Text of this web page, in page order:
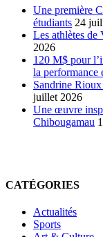
Une première
étudiants 24
Les athlètes
2026
120 M$ pour
la performance
Sandrine
juillet 2026
Une œuvre
Chibougamau
CATÉGORIES
Actualités
Sports